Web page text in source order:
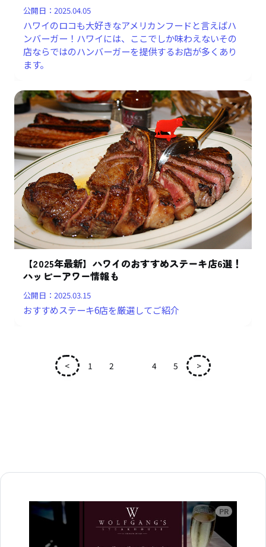
公開日：2025.04.05
ハワイのロコも大好きなアメリカンフードと言えばハ
ンバーガー！ハワイには、ここでしか味わえないその
店ならではのハンバーガーを提供するお店が多くあり
ます。
【2025年最新】ハワイのおすすめステーキ店6選！
ハッピーアワー情報も
公開日：2025.03.15
おすすめステーキ6店を厳選してご紹介
< 1 2 4 5 >
広告